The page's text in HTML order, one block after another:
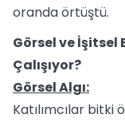
oranda örtüştü.
Görsel ve İşitsel
Çalışıyor?
Görsel Algı:
Katılımcılar bitki